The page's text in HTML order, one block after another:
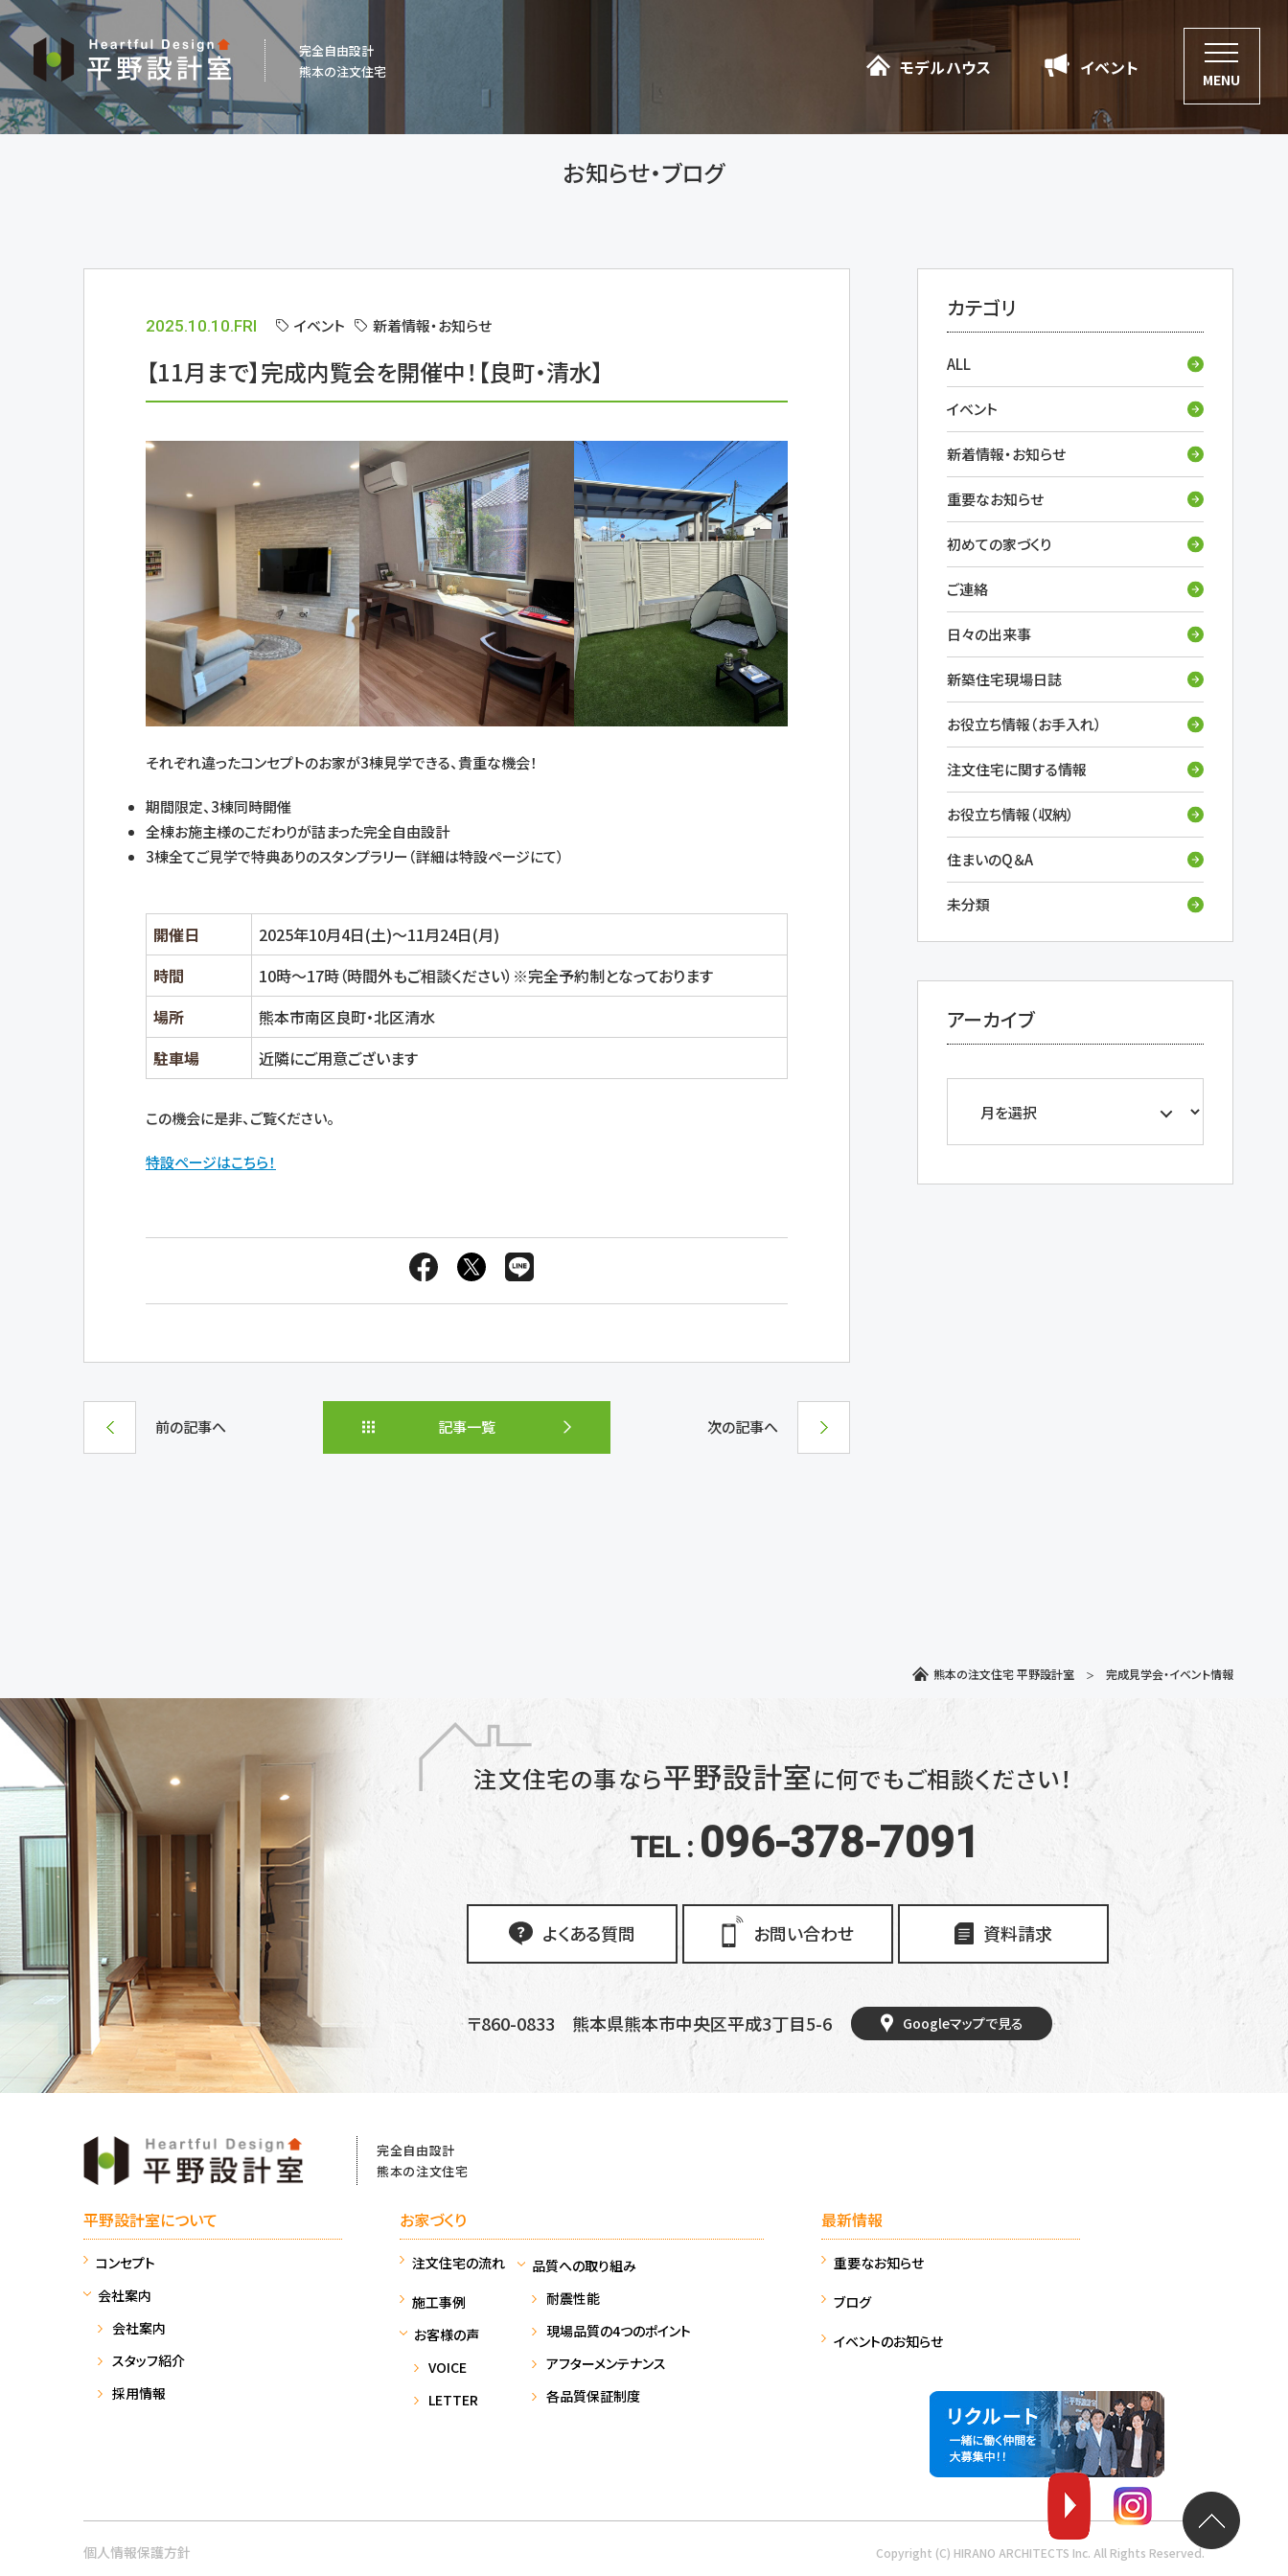
モデルハウス イベント
平
野
設
計
室
完全自由設計
熊本の注文住宅
モデルハウス イベント
MENU
お知らせ・ブログ
2025.10.10.FRI イベント 新着情報・お知らせ
【11月まで】完成内覧会を開催中！【良町・清水】
それぞれ違ったコンセプトのお家が3棟見学できる、貴重な機会！
期間限定、3棟同時開催
全棟お施主様のこだわりが詰まった完全自由設計
3棟全てご見学で特典ありのスタンプラリー（詳細は特設ページにて）
開催日
2025年10月4日(土)～11月24日(月)
時間
10時～17時（時間外もご相談ください）※完全予約制となっております
場所
熊本市南区良町・北区清水
駐車場
近隣にご用意ございます
この機会に是非、ご覧ください。
特設ページはこちら！
前の記事へ 記事一覧 次の記事へ
カテゴリ
ALL
イベント
新着情報・お知らせ
重要なお知らせ
初めての家づくり
ご連絡
日々の出来事
新築住宅現場日誌
お役立ち情報（お手入れ）
注文住宅に関する情報
お役立ち情報（収納）
住まいのQ＆A
未分類
アーカイブ
熊本の注文住宅 平野設計室 完成見学会・イベント情報
注文住宅の事なら平野設計室に何でもご相談ください！
TEL : 096-378-7091
よくある質問 お問い合わせ 資料請求
〒860-0833 熊本県熊本市中央区平成3丁目5-6 Googleマップで見る
完全自由設計
熊本の注文住宅
平野設計室について
コンセプト
会社案内
会社案内
スタッフ紹介
採用情報
お家づくり
注文住宅の流れ
施工事例
お客様の声
VOICE
LETTER
品質への取り組み
耐震性能
現場品質の4つのポイント
アフターメンテナンス
各品質保証制度
最新情報
重要なお知らせ
ブログ
イベントのお知らせ
個人情報保護方針 Copyright (C) HIRANO ARCHITECTS Inc. All Rights Reserved.